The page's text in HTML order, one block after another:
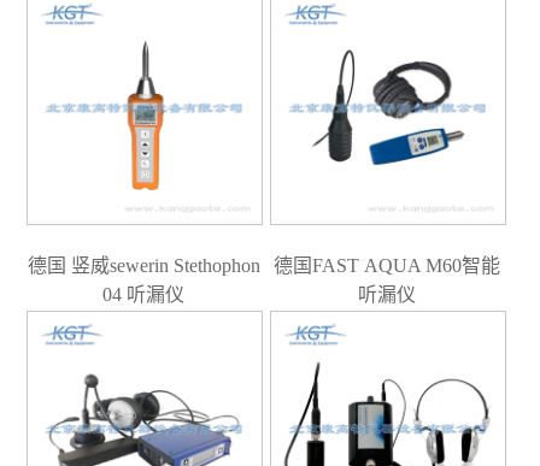
德国 竖威sewerin Stethophon
04 听漏仪
德国FAST AQUA M60智能
听漏仪